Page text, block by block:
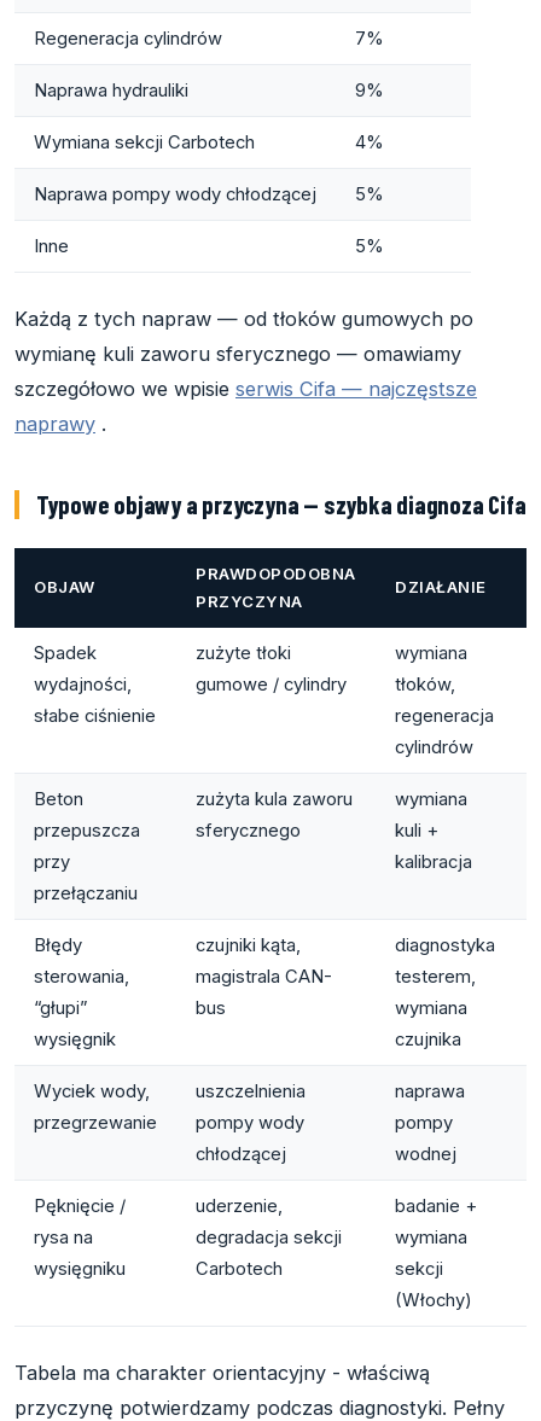
Regeneracja cylindrów 7%
Naprawa hydrauliki 9%
Wymiana sekcji Carbotech 4%
Naprawa pompy wody chłodzącej 5%
Inne 5%
Każdą z tych napraw — od tłoków gumowych po
wymianę kuli zaworu sferycznego — omawiamy
szczegółowo we wpisie serwis Cifa — najczęstsze
naprawy .
Typowe objawy a przyczyna — szybka diagnoza Cifa
OBJAW
PRAWDOPODOBNA
PRZYCZYNA
DZIAŁANIE
Spadek
wydajności,
słabe ciśnienie
zużyte tłoki
gumowe / cylindry
wymiana
tłoków,
regeneracja
cylindrów
Beton
przepuszcza
przy
przełączaniu
zużyta kula zaworu
sferycznego
wymiana
kuli +
kalibracja
Błędy
sterowania,
“głupi”
wysięgnik
czujniki kąta,
magistrala CAN-
bus
diagnostyka
testerem,
wymiana
czujnika
Wyciek wody,
przegrzewanie
uszczelnienia
pompy wody
chłodzącej
naprawa
pompy
wodnej
Pęknięcie /
rysa na
wysięgniku
uderzenie,
degradacja sekcji
Carbotech
badanie +
wymiana
sekcji
(Włochy)
Tabela ma charakter orientacyjny - właściwą
przyczynę potwierdzamy podczas diagnostyki. Pełny